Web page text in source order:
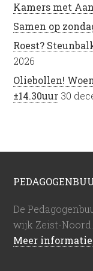
Kamers met
Samen op
Roest?
2026
Oliebollen!
±14.30uur 30
De
wijk Zeist-Noord.
Meer informatie